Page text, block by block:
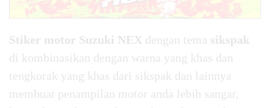
Stiker motor Suzuki NEX dengan tema sikspak
di kombinasikan dengan warna yang khas dan
tengkorak yang khas dari sikspak dan lainnya
membuat penampilan motor anda lebih sangar,